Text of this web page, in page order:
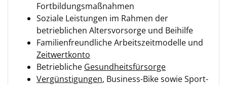
Fortbildungsmaßnahmen
Soziale Leistungen im Rahmen der
betrieblichen Altersvorsorge und Beihilfe
Familienfreundliche Arbeitszeitmodelle und
Zeitwertkonto
Betriebliche Gesundheitsfürsorge
Vergünstigungen, Business-Bike sowie Sport-